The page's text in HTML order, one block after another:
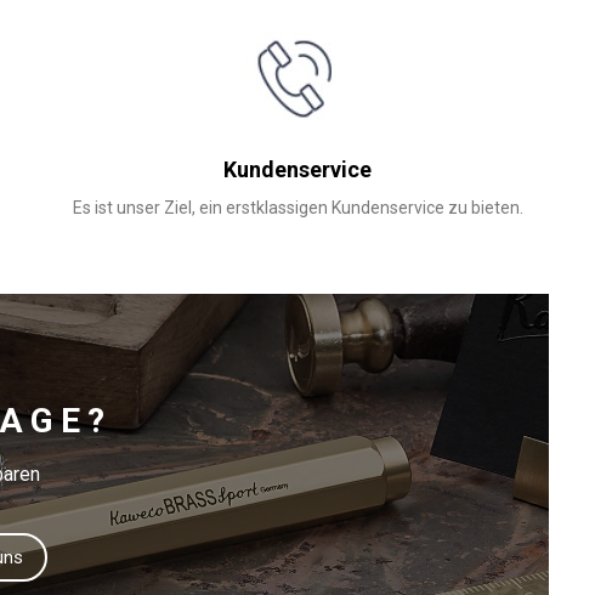
Kundenservice
Es ist unser Ziel, ein erstklassigen Kundenservice zu bieten.